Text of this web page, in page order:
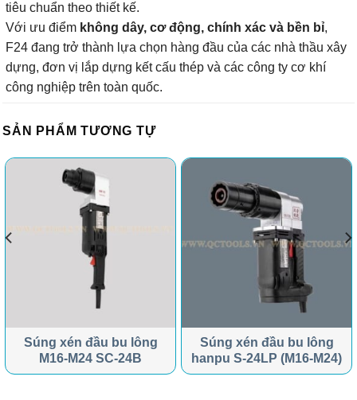
tiêu chuẩn theo thiết kế.
Với ưu điểm không dây, cơ động, chính xác và bền bỉ,
F24 đang trở thành lựa chọn hàng đầu của các nhà thầu xây
dựng, đơn vị lắp dựng kết cấu thép và các công ty cơ khí
công nghiệp trên toàn quốc.
SẢN PHẨM TƯƠNG TỰ
Súng xén đầu bu lông
M16-M24 SC-24B
Súng xén đầu bu lông
hanpu S-24LP (M16-M24)